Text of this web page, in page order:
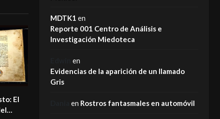
El
MDTK1 en
Reporte 001 Centro de Análisis e
Investigación Miedoteca
en
Evidencias de la aparición de un llamado
Gris
en Rostros fantasmales en automóvil